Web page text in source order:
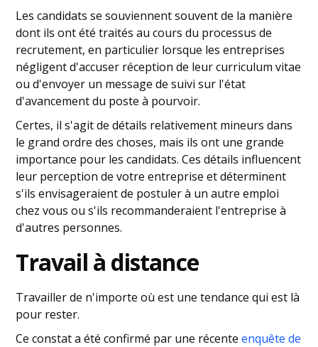
Les candidats se souviennent souvent de la manière
dont ils ont été traités au cours du processus de
recrutement, en particulier lorsque les entreprises
négligent d'accuser réception de leur curriculum vitae
ou d'envoyer un message de suivi sur l'état
d'avancement du poste à pourvoir.
Certes, il s'agit de détails relativement mineurs dans
le grand ordre des choses, mais ils ont une grande
importance pour les candidats. Ces détails influencent
leur perception de votre entreprise et déterminent
s'ils envisageraient de postuler à un autre emploi
chez vous ou s'ils recommanderaient l'entreprise à
d'autres personnes.
Travail à distance
Travailler de n'importe où est une tendance qui est là
pour rester.
Ce constat a été confirmé par une récenteenquête de